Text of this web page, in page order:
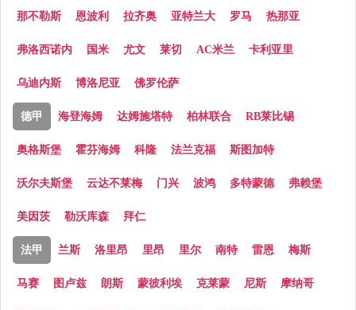
那不勒斯 恩波利 拉齐奥 亚特兰大 罗马 热那亚
弗洛西诺内 国米 尤文 莱切 AC米兰 卡利亚里
乌迪内斯 博洛尼亚 佛罗伦萨
德甲 海登海姆 达姆施塔特 柏林联合 RB莱比锡
奥格斯堡 霍芬海姆 科隆 法兰克福 斯图加特
沃尔夫斯堡 云达不莱梅 门兴 波鸿 多特蒙德 弗赖堡
美因茨 勒沃库森 拜仁
法甲 兰斯 洛里昂 里昂 里尔 南特 雷恩 梅斯
马赛 图卢兹 朗斯 蒙彼利埃 克莱蒙 尼斯 摩纳哥